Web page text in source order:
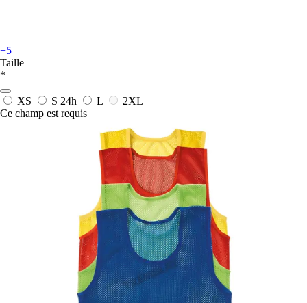
+5
Taille
*
XS S 24h L
2XL
Ce champ est requis